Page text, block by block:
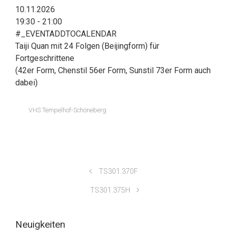
10.11.2026
19:30 - 21:00
#_EVENTADDTOCALENDAR
Taiji Quan mit 24 Folgen (Beijingform) für
Fortgeschrittene
(42er Form, Chenstil 56er Form, Sunstil 73er Form auch
dabei)
VHS Tempelhof-Schöneberg
TS301.370F
TS301.375H
Neuigkeiten